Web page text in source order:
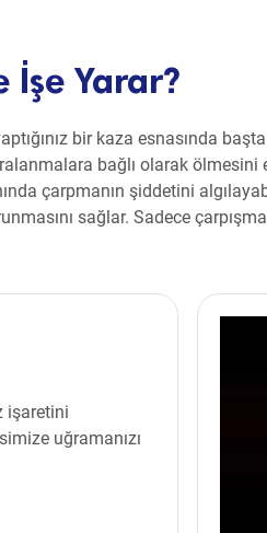
İşe Yarar?
bir kaza esnasında
bağlı olarak ölmesini
çarpmanın şiddetini
sağlar. Sadece
işaretini
uğramanızı